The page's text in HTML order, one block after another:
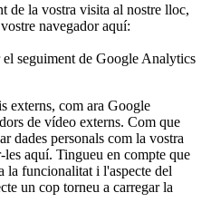
de la vostra visita al nostre lloc,
navegador aquí:
seguiment de Google Analytics
externs, com ara Google
de vídeo externs. Com que
dades personals com la vostra
les aquí. Tingueu en compte que
la funcionalitat i l'aspecte del
un cop torneu a carregar la